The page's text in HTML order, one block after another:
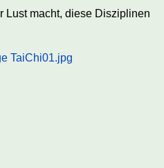
Lust macht, diese Disziplinen